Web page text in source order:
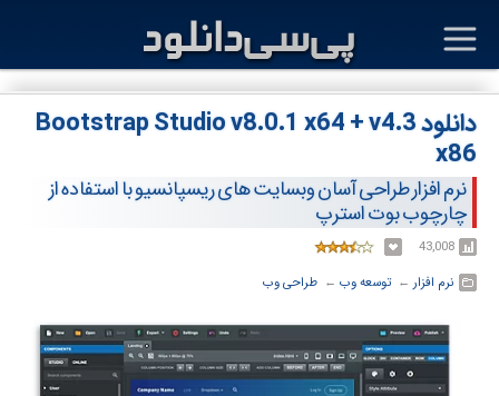
دانلود Bootstrap Studio v8.0.1 x64 + v4.3
x86
نرم افزار طراحی آسان وبسایت های ریسپانسیو با استفاده از
چارچوب بوت استرپ
43,008
نرم افزار ← ‏توسعه وب ← ‏ طراحی وب